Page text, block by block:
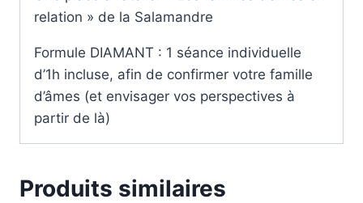
relation » de la Salamandre
Formule DIAMANT : 1 séance individuelle
d’1h incluse, afin de confirmer votre famille
d’âmes (et envisager vos perspectives à
partir de là)
Produits similaires